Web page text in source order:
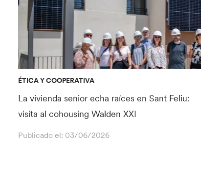
ÉTICA Y COOPERATIVA
La vivienda senior echa raíces en Sant Feliu:
visita al cohousing Walden XXI
Publicado el: 03/06/2026